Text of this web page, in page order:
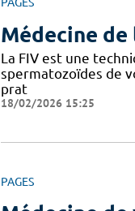
PAGES
Médecine
La FIV est une
spermatozoïdes de
prat
18/02/2026 15:25
PAGES